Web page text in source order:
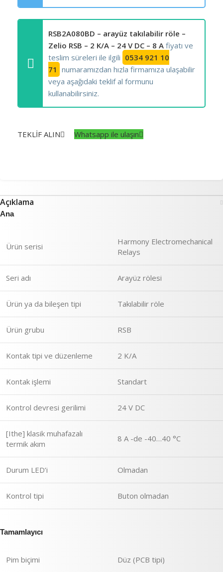
RSB2A080BD – arayüz takılabilir röle –
Zelio RSB – 2 K/A – 24 V DC – 8 A fiyatı ve
teslim süreleri ile ilgili 0534 921 10
71 numaramızdan hızla firmamıza ulaşabilir
veya aşağıdaki teklif al formunu
kullanabilirsiniz.
TEKLİF ALIN Whatsapp ile ulaşın
Açıklama
Ana
Ürün serisi
Harmony Electromechanical
Relays
Seri adı Arayüz rölesi
Ürün ya da bileşen tipi Takılabilir röle
Ürün grubu RSB
Kontak tipi ve düzenleme 2 K/A
Kontak işlemi Standart
Kontrol devresi gerilimi 24 V DC
[Ithe] klasik muhafazalı
termik akım
8 A -de -40…40 °C
Durum LED’i Olmadan
Kontrol tipi Buton olmadan
Tamamlayıcı
Pim biçimi Düz (PCB tipi)